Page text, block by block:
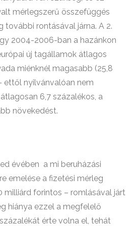
mérlegszerű összefüggés
további rontásával járna. A 2.
2004-2006-ban a hazánkon
új tagállamok átlagos
miénknél magasabb (25,8
ettől nyilvánvalóan nem
6,7 százalékos, a
növekedést.
évében a mi beruházási
emelése a fizetési mérleg
milliárd forintos – romlásával járt
hiánya ezzel a megfelelő
érte volna el, tehát